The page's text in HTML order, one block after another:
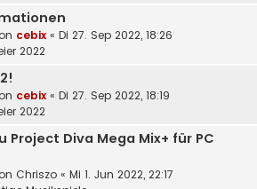
cebix « Di 27. Sep 2022, 18:26
2022
cebix « Di 27. Sep 2022, 18:19
2022
Project Diva Mega Mix+ für PC
Chriszo « Mi 1. Jun 2022, 22:17